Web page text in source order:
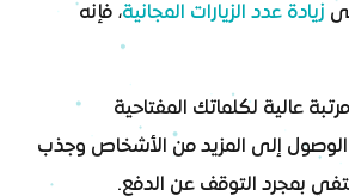
زيادة عدد الزيارات المجانية، فإنه
عالية لكلماتك المفتاحية
إلى المزيد من الأشخاص وجذب
بمجرد التوقف عن الدفع.